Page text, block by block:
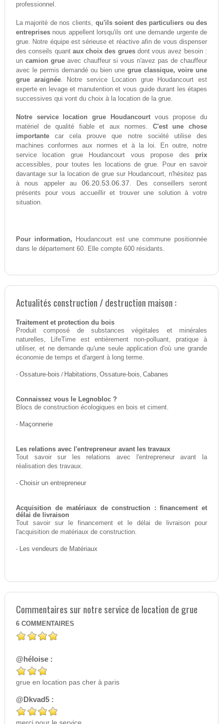
professionnel.
La majorité de nos clients, qu'ils soient des particuliers ou des
entreprisesnous appellent lorsqu'ils ont une demande urgente de
grue. Notre équipe est sérieuse et réactive afin de vous dispenser
des conseils quant aux choix des gruesdont vous avez besoin :
un camion grueavec chauffeur si vous n'avez pas de chauffeur
avec le permis demandé ou bien unegrue classique, voire une
grue araignée. Notre service Location grue Houdancourt est
experte en levage et manutention et vous guide durant les étapes
successives qui vont du choix à la location de la grue.
Notre service location grue Houdancourtvous propose du
matériel de qualité fiable et aux normes. C'est une chose
importantecar cela prouve que notre société utilise des
machines conformes aux normes et à la loi. En outre, notre
service location grue Houdancourt vous propose des prix
accessibles, pour toutes les locations de grue. Pour en savoir
davantage sur la location de grue sur Houdancourt, n'hésitez pas
à nous appeler au06.20.53.06.37. Des conseillers seront
présents pour vous accueillir et trouver une solution à votre
situation.
Pour information, Houdancourt est une commune positionnée
dans le département 60. Elle compte 600 résidants.
Actualités construction / destruction maison :
Traitement et protection du bois
Produit composé de substances végétales et minérales
naturelles, LifeTime est entièrement non-polluant, pratique à
utiliser, et ne demande qu'une seule application d'où une grande
économie de temps et d'argent à long terme.
- Ossature-bois / Habitations, Ossature-bois, Cabanes
Connaissez vous le Legnobloc ?
Blocs de construction écologiques en bois et ciment.
- Maçonnerie
Les relations avec l'entrepreneur avant les travaux
Tout savoir sur les relations avec l'entrepreneur avant la
réalisation des travaux.
- Choisir un entrepreneur
Acquisition de matériaux de construction : financement et
délai de livraison
Tout savoir sur le financement et le délai de livraison pour
l'acquisition de matériaux de construction.
- Les vendeurs de Matériaux
Commentaires sur notre service de location de grue
6 COMMENTAIRES
@héloise :
grue en location pas cher à paris
@Dkvad5 :